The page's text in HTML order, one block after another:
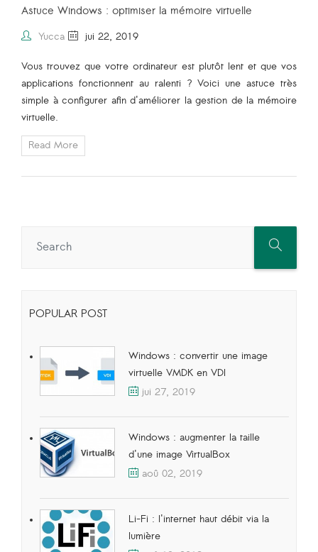
Astuce Windows : optimiser la mémoire virtuelle
Yucca jui 22, 2019
Vous trouvez que votre ordinateur est plutôt lent et que vos
applications fonctionnent au ralenti ? Voici une astuce très
simple à configurer afin d'améliorer la gestion de la mémoire
virtuelle.
Read More
POPULAR POST
Windows : convertir une image
virtuelle VMDK en VDI
jui 27, 2019
Windows : augmenter la taille
d'une image VirtualBox
aoû 02, 2019
Li-Fi : l'internet haut débit via la
lumière